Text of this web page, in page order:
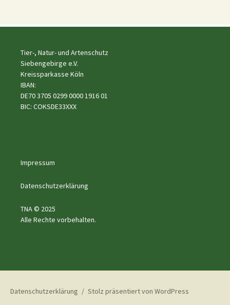
Tier-, Natur- und Artenschutz
Siebengebirge e.V.
Kreissparkasse Köln
IBAN:
DE70 3705 0299 0000 1916 01
BIC: COKSDE33XXX
Impressum
Datenschutzerklärung
TNA © 2025
Alle Rechte vorbehalten.
Datenschutzerklärung Stolz präsentiert von WordPress